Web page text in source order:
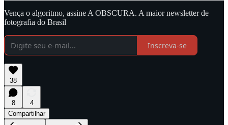
Vença o algoritmo, assine A OBSCURA. A maior newsletter de
fotografia do Brasil
Inscreva-se
38
8
4
Compartilhar